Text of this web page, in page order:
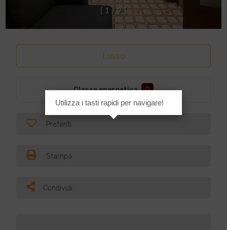
1 / 9
Lusso
Classe energetica: G
Preferiti
Stampa
Condividi
Utilizza i tasti rapidi per navigare!